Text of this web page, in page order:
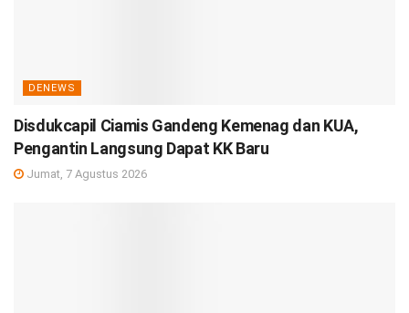
DENEWS
Disdukcapil Ciamis Gandeng Kemenag dan KUA,
Pengantin Langsung Dapat KK Baru
Jumat, 7 Agustus 2026